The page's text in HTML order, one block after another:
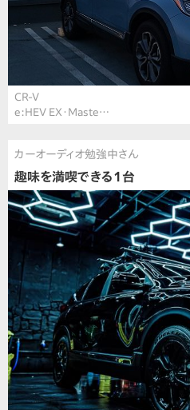
CR-V
e:HEV EX・Maste…
カーオーディオ勉強中さん
趣味を満喫できる1台